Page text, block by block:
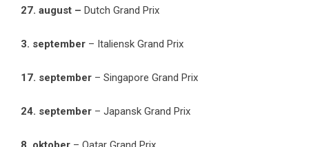
27. august – Dutch Grand Prix
3. september – Italiensk Grand Prix
17. september – Singapore Grand Prix
24. september – Japansk Grand Prix